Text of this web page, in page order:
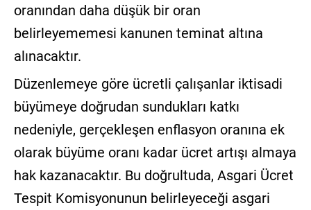
oranından daha düşük bir oran
belirleyememesi kanunen teminat altına
alınacaktır.
Düzenlemeye göre ücretli çalışanlar iktisadi
büyümeye doğrudan sundukları katkı
nedeniyle, gerçekleşen enflasyon oranına ek
olarak büyüme oranı kadar ücret artışı almaya
hak kazanacaktır. Bu doğrultuda, Asgari Ücret
Tespit Komisyonunun belirleyeceği asgari